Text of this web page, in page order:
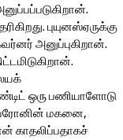
புயுனஸ்ஏருக்கு
அனுப்புகிறான்.
ஒரு பணியாளோடு
பரோனின் மகனை,
காதலிப்பதாகச்